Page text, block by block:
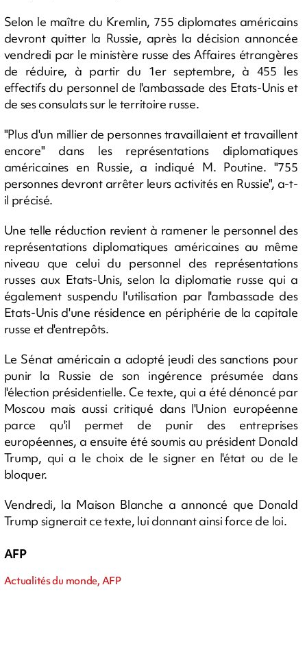
Selon le maître du Kremlin, 755 diplomates américains
devront quitter la Russie, après la décision annoncée
vendredi par le ministère russe des Affaires étrangères
de réduire, à partir du 1er septembre, à 455 les
effectifs du personnel de l'ambassade des Etats-Unis et
de ses consulats sur le territoire russe.
"Plus d'un millier de personnes travaillaient et travaillent
encore" dans les représentations diplomatiques
américaines en Russie, a indiqué M. Poutine. "755
personnes devront arrêter leurs activités en Russie", a-t-
il précisé.
Une telle réduction revient à ramener le personnel des
représentations diplomatiques américaines au même
niveau que celui du personnel des représentations
russes aux Etats-Unis, selon la diplomatie russe qui a
également suspendu l'utilisation par l'ambassade des
Etats-Unis d'une résidence en périphérie de la capitale
russe et d'entrepôts.
Le Sénat américain a adopté jeudi des sanctions pour
punir la Russie de son ingérence présumée dans
l'élection présidentielle. Ce texte, qui a été dénoncé par
Moscou mais aussi critiqué dans l'Union européenne
parce qu'il permet de punir des entreprises
européennes, a ensuite été soumis au président Donald
Trump, qui a le choix de le signer en l'état ou de le
bloquer.
Vendredi, la Maison Blanche a annoncé que Donald
Trump signerait ce texte, lui donnant ainsi force de loi.
AFP
Actualités du monde, AFP